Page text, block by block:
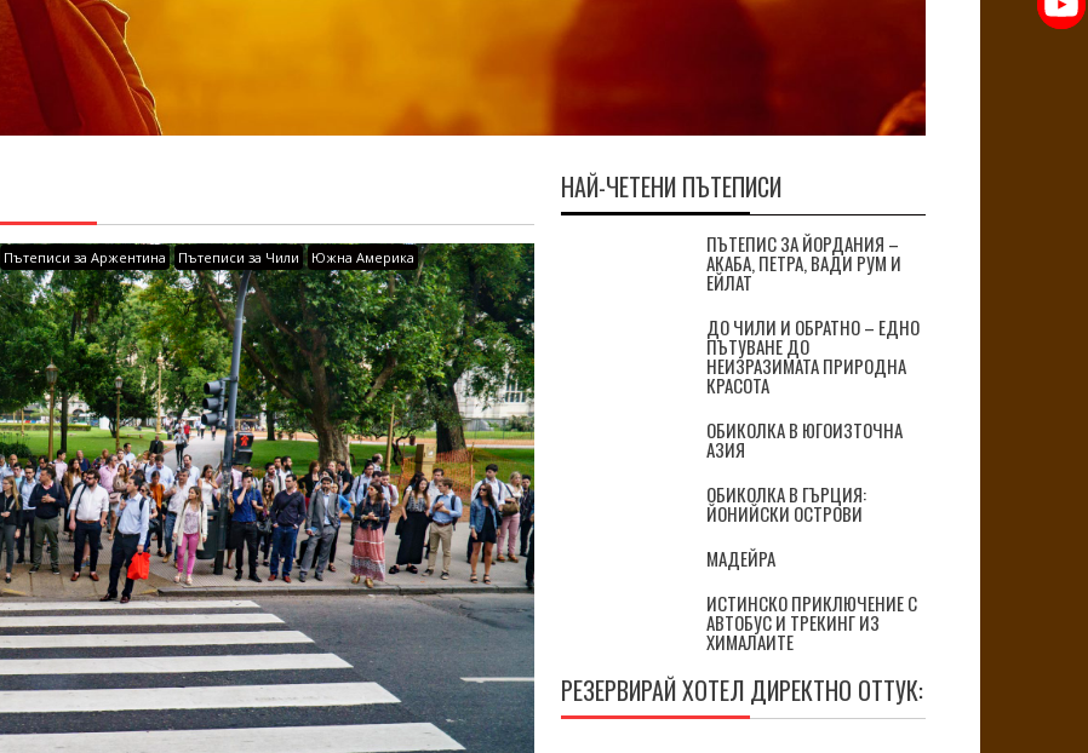
Пътеписи за Аржентина Пътеписи за Чили Южна Америка
НАЙ-ЧЕТЕНИ ПЪТЕПИСИ
ПЪТЕПИС ЗА ЙОРДАНИЯ –
АКАБА, ПЕТРА, ВАДИ РУМ И
ЕЙЛАТ
ДО ЧИЛИ И ОБРАТНО – ЕДНО
ПЪТУВАНЕ ДО
НЕИЗРАЗИМАТА ПРИРОДНА
КРАСОТА
ОБИКОЛКА В ЮГОИЗТОЧНА
АЗИЯ
ОБИКОЛКА В ГЪРЦИЯ:
ЙОНИЙСКИ ОСТРОВИ
МАДЕЙРА
ИСТИНСКО ПРИКЛЮЧЕНИЕ С
АВТОБУС И ТРЕКИНГ ИЗ
ХИМАЛАИТЕ
РЕЗЕРВИРАЙ ХОТЕЛ ДИРЕКТНО ОТТУК: